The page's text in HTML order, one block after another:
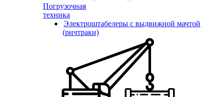
Погрузочная
техника
Электроштабелеры с выдвижной мачтой
(ричтраки)